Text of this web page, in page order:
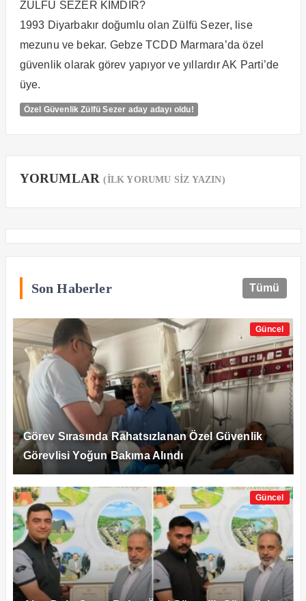
ZÜLFÜ SEZER KİMDİR?
1993 Diyarbakır doğumlu olan Zülfü Sezer, lise
mezunu ve bekar. Gebze TCDD Marmara’da özel
güvenlik olarak görev yapıyor ve yıllardır AK Parti’de
üye.
Özel Güvenlik Zülfü Sezer aday adayı oldu!
YORUMLAR(İLK YORUMU SİZ YAZIN)
Son Haberler Tümü
Güncel
Görev Sırasında Rahatsızlanan Özel Güvenlik
Görevlisi Yoğun Bakıma Alındı
Güncel